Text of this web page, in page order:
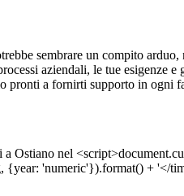
sembrare un compito
aziendali, le tue esigenze
pronti a fornirti supporto in